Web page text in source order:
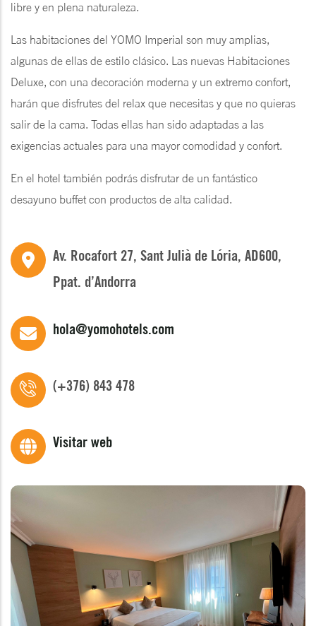
libre y en plena naturaleza.
Las habitaciones del YOMO Imperial son muy amplias,
algunas de ellas de estilo clásico. Las nuevas Habitaciones
Deluxe, con una decoración moderna y un extremo confort,
harán que disfrutes del relax que necesitas y que no quieras
salir de la cama. Todas ellas han sido adaptadas a las
exigencias actuales para una mayor comodidad y confort.
En el hotel también podrás disfrutar de un fantástico
desayuno buffet con productos de alta calidad.
Av. Rocafort 27, Sant Julià de Lória, AD600,
Ppat. d’Andorra
hola@yomohotels.com
(+376) 843 478
Visitar web